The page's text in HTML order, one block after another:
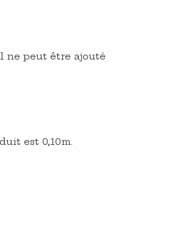
ne peut être ajouté
est 0,10m.